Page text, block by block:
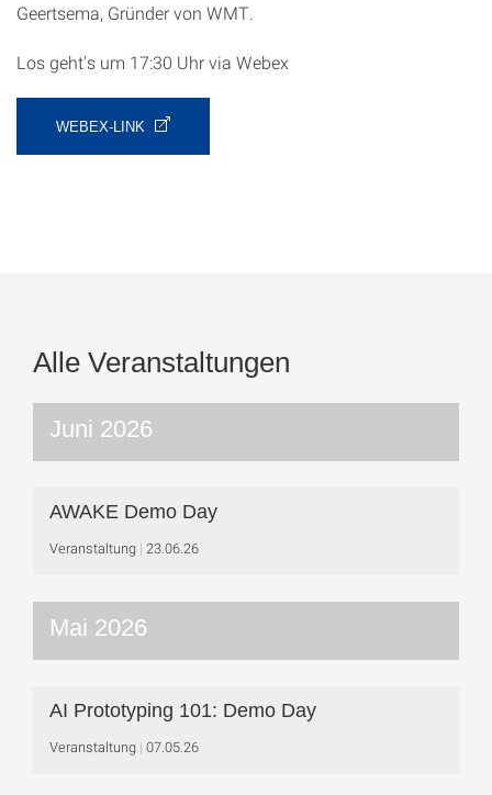
Geertsema, Gründer von WMT.
Los geht's um 17:30 Uhr via Webex
WEBEX-LINK
Alle Veranstaltungen
Juni 2026
AWAKE Demo Day
Veranstaltung 23.06.26
Mai 2026
AI Prototyping 101: Demo Day
Veranstaltung 07.05.26